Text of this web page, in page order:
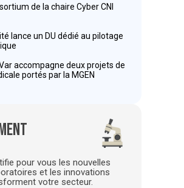
de la chaire Cyber CNI
lance un DU dédié au pilotage
accompagne deux projets de
portés par la MGEN
pour vous les nouvelles
et les innovations
votre secteur.